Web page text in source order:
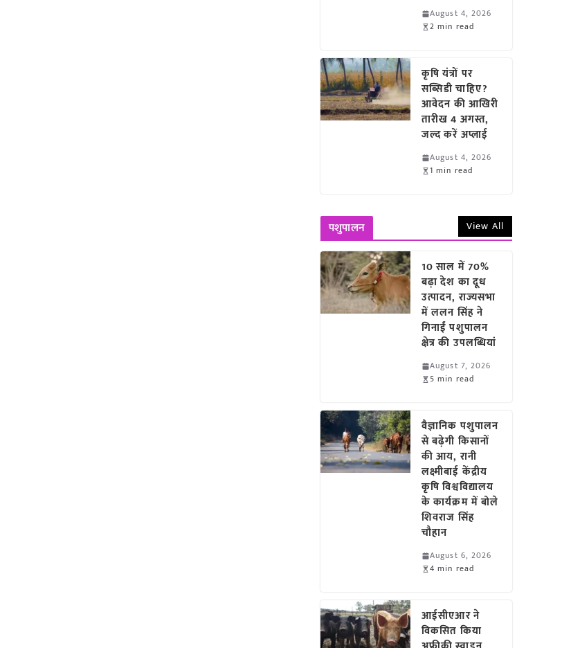
August 4, 2026
2 min read
कृषि यंत्रों पर
सब्सिडी चाहिए?
आवेदन की आखिरी
तारीख 4 अगस्त,
जल्द करें अप्लाई
August 4, 2026
1 min read
पशुपालन View All
10 साल में 70%
बढ़ा देश का दूध
उत्पादन, राज्यसभा
में ललन सिंह ने
गिनाईं पशुपालन
क्षेत्र की उपलब्धियां
August 7, 2026
5 min read
वैज्ञानिक पशुपालन
से बढ़ेगी किसानों
की आय, रानी
लक्ष्मीबाई केंद्रीय
कृषि विश्वविद्यालय
के कार्यक्रम में बोले
शिवराज सिंह
चौहान
August 6, 2026
4 min read
आईसीएआर ने
विकसित किया